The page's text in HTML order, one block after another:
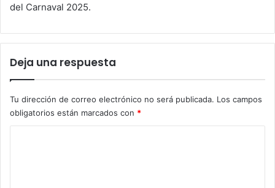
del Carnaval 2025.
Deja una respuesta
Tu dirección de correo electrónico no será publicada. Los campos
obligatorios están marcados con *